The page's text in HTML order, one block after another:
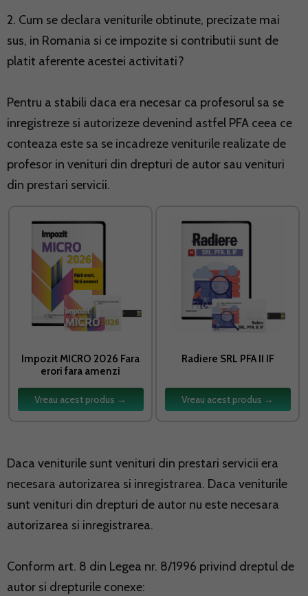
2. Cum se declara veniturile obtinute, precizate mai
sus, in Romania si ce impozite si contributii sunt de
platit aferente acestei activitati?
Pentru a stabili daca era necesar ca profesorul sa se
inregistreze si autorizeze devenind astfel PFA ceea ce
conteaza este sa se incadreze veniturile realizate de
profesor in venituri din drepturi de autor sau venituri
din prestari servicii.
Impozit MICRO 2026 Fara
erori fara amenzi
Vreau acest produs →
Radiere SRL PFA II IF
Vreau acest produs →
Daca veniturile sunt venituri din prestari servicii era
necesara autorizarea si inregistrarea. Daca veniturile
sunt venituri din drepturi de autor nu este necesara
autorizarea si inregistrarea.
Conform art. 8 din Legea nr. 8/1996 privind dreptul de
autor si drepturile conexe: